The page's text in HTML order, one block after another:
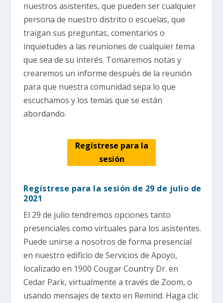
nuestros asistentes, que pueden ser cualquier
persona de nuestro distrito o escuelas, que
traigan sus preguntas, comentarios o
inquietudes a las reuniones de cualquier tema
que sea de su interés. Tomaremos notas y
crearemos un informe después de la reunión
para que nuestra comunidad sepa lo que
escuchamos y los temas que se están
abordando.
Regístrese para la
sesión
Regístrese para la sesión de 29 de julio de
2021
El 29 de julio tendremos opciones tanto
presenciales como virtuales para los asistentes.
Puede unirse a nosotros de forma presencial
en nuestro edificio de Servicios de Apoyo,
localizado en 1900 Cougar Country Dr. en
Cedar Park, virtualmente a través de Zoom, o
usando mensajes de texto en Remind. Haga clic